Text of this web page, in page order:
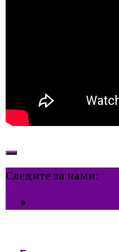
Следите за нами: